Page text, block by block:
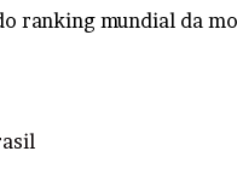
ranking mundial da